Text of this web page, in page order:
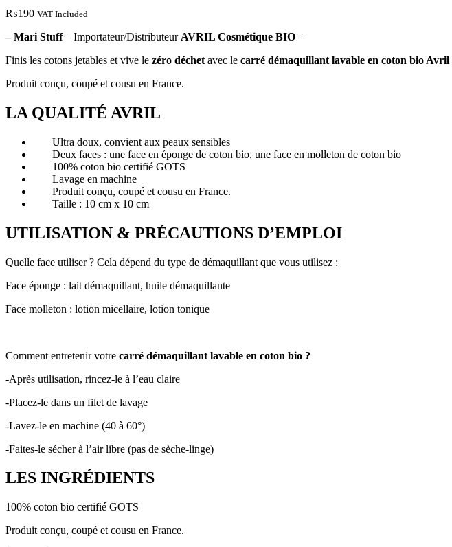
₨190 VAT Included
– Mari Stuff– Importateur/Distributeur AVRIL Cosmétique BIO –
Finis les cotons jetables et vive le zéro déchet avec le carré démaquillant lavable en coton bio Avril
Produit conçu, coupé et cousu en France.
LA QUALITÉ AVRIL
Ultra doux, convient aux peaux sensibles
Deux faces : une face en éponge de coton bio, une face en molleton de coton bio
100% coton bio certifié GOTS
Lavage en machine
Produit conçu, coupé et cousu en France.
Taille : 10 cm x 10 cm
UTILISATION & PRÉCAUTIONS D’EMPLOI
Quelle face utiliser ? Cela dépend du type de démaquillant que vous utilisez :
Face éponge : lait démaquillant, huile démaquillante
Face molleton : lotion micellaire, lotion tonique
Comment entretenir votre carré démaquillant lavable en coton bio ?
-Après utilisation, rincez-le à l’eau claire
-Placez-le dans un filet de lavage
-Lavez-le en machine (40 à 60°)
-Faites-le sécher à l’air libre (pas de sèche-linge)
LES INGRÉDIENTS
100% coton bio certifié GOTS
Produit conçu, coupé et cousu en France.